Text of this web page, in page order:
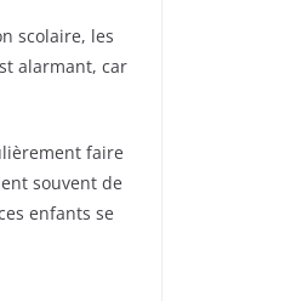
scolaire, les
alarmant, car
faire
souvent de
enfants se